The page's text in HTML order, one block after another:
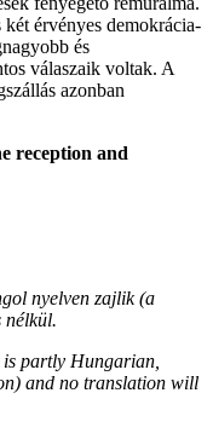
érvényes demokrácia-
és
válaszaik voltak. A
azonban
reception and
nyelven zajlik (a
nélkül.
is partly Hungarian,
and no translation will